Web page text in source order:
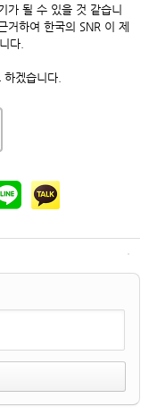
가 될 수 있을 것 같습니
거하여 한국의 SNR 이 제
다.
겠습니다.